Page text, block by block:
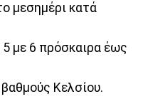
μεσημέρι κατά
5 με 6 πρόσκαιρα έως
Κελσίου.